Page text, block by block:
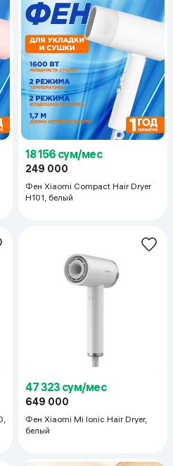
18 156 сум/мес
249 000
Фен Xiaomi Compact Hair Dryer
H101, белый
47 323 сум/мес
649 000
Фен Xiaomi Mi Ionic Hair Dryer,
белый